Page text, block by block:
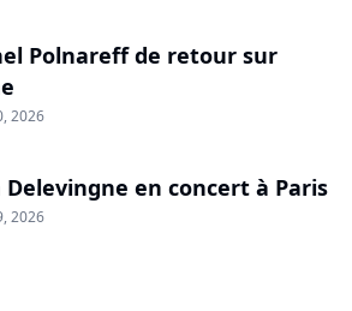
Polnareff de retour sur
2026
Delevingne en concert à Paris
2026